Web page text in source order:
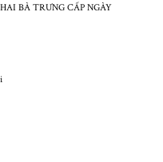
BÀ TRƯNG CẤP NGÀY